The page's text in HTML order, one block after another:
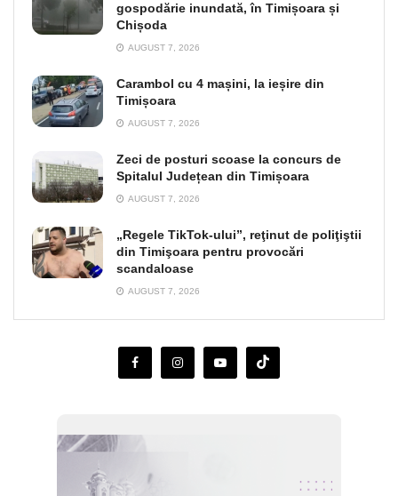
gospodărie inundată, în Timișoara și
Chișoda
AUGUST 7, 2026
Carambol cu 4 mașini, la ieșire din
Timișoara
AUGUST 7, 2026
Zeci de posturi scoase la concurs de
Spitalul Județean din Timișoara
AUGUST 7, 2026
„Regele TikTok-ului”, reţinut de poliţiştii
din Timişoara pentru provocări
scandaloase
AUGUST 7, 2026